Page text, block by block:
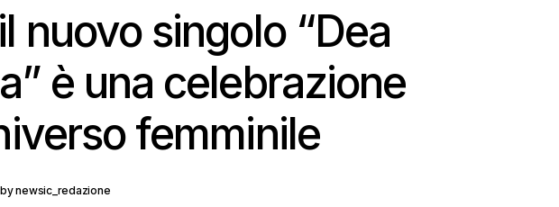
GAIA il nuovo singolo “Dea Saffica” è una celebrazione dell’universo
nuovo singolo “Dea
è una celebrazione
femminile
bynewsic_redazione